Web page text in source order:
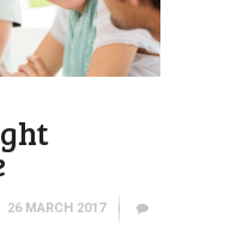
26 MARCH 2017